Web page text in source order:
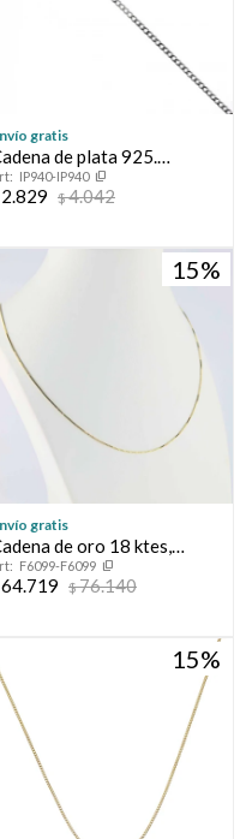
gratis
de plata 925.
GRUMETTE
60 cm.
IP940-IP940
2.829 $4.042
15
gratis
de oro 18 ktes,
F6099-F6099
64.719 $76.140
15